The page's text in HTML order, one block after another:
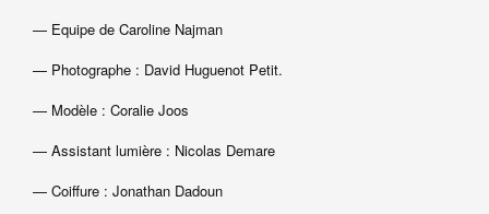
— Equipe de Caroline Najman
— Photographe : David Huguenot Petit.
— Modèle : Coralie Joos
— Assistant lumière : Nicolas Demare
— Coiffure : Jonathan Dadoun